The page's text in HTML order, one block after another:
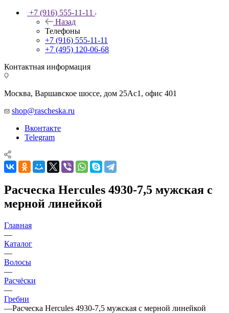
+7 (916) 555-11-11
Назад
Телефоны
+7 (916) 555-11-11
+7 (495) 120-06-68
Контактная информация
Москва, Варшавское шоссе, дом 25Аc1, офис 401
shop@rascheska.ru
Вконтакте
Telegram
Расческа Hercules 4930-7,5 мужская с
мерной линейкой
Главная
—
Каталог
—
Волосы
—
Расчёски
—
Гребни
—Расческа Hercules 4930-7,5 мужская с мерной линейкой